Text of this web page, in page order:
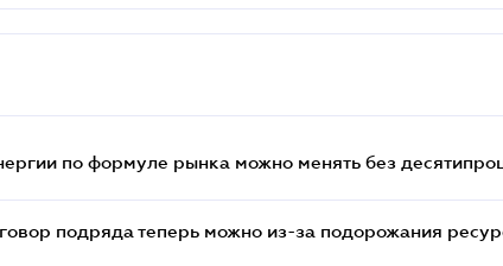
по формуле рынка можно менять без
подряда теперь можно из-за подорожания